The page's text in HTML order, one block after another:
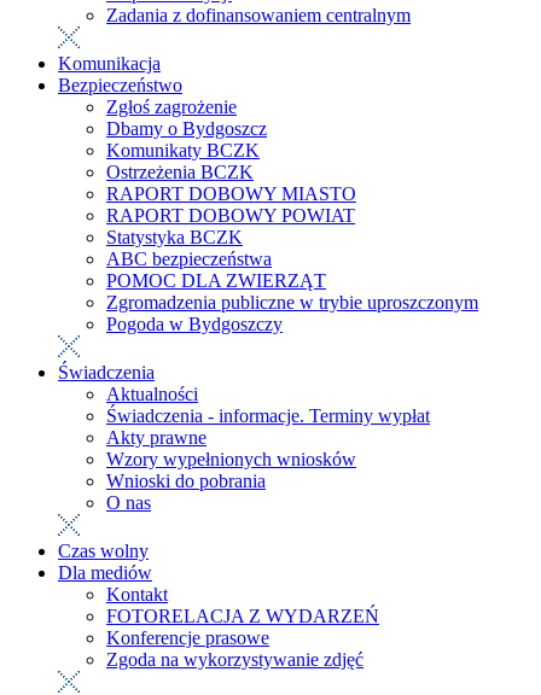
Zadania z dofinansowaniem centralnym
Komunikacja
Bezpieczeństwo
Zgłoś zagrożenie
Dbamy o Bydgoszcz
Komunikaty BCZK
Ostrzeżenia BCZK
RAPORT DOBOWY MIASTO
RAPORT DOBOWY POWIAT
Statystyka BCZK
ABC bezpieczeństwa
POMOC DLA ZWIERZĄT
Zgromadzenia publiczne w trybie uproszczonym
Pogoda w Bydgoszczy
Świadczenia
Aktualności
Świadczenia - informacje. Terminy wypłat
Akty prawne
Wzory wypełnionych wniosków
Wnioski do pobrania
O nas
Czas wolny
Dla mediów
Kontakt
FOTORELACJA Z WYDARZEŃ
Konferencje prasowe
Zgoda na wykorzystywanie zdjęć